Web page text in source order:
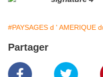
#PAYSAGES d ' AMERIQUE
Partager